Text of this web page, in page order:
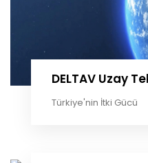
DELTAV Uzay
Türkiye'nin İtki Gücü